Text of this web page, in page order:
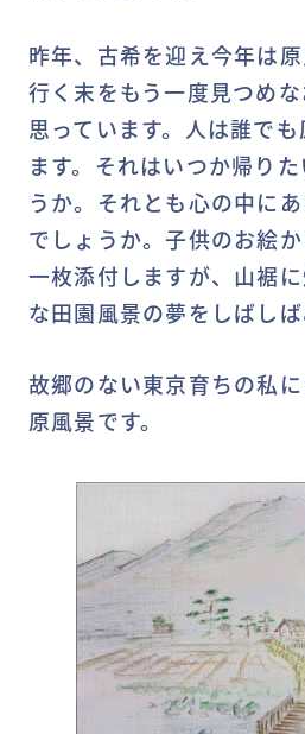
昨年、古希を迎え今年は
行く末をもう一度見つめ
思っています。人は誰で
ます。それはいつか帰り
うか。それとも心の中に
でしょうか。子供のお絵
一枚添付しますが、山裾
な田園風景の夢をしばしば
故郷のない東京育ちの私
原風景です。